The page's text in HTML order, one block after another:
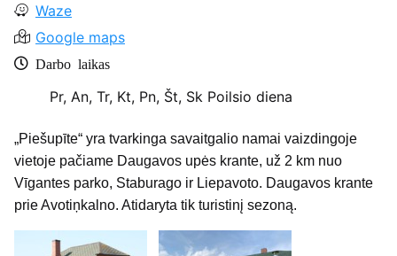
Waze
Google maps
Darbo laikas
Pr, An, Tr, Kt, Pn, Št, Sk Poilsio diena
„Piešupīte“ yra tvarkinga savaitgalio namai vaizdingoje
vietoje pačiame Daugavos upės krante, už 2 km nuo
Vīgantes parko, Staburago ir Liepavoto. Daugavos krante
prie Avotiņkalno. Atidaryta tik turistinį sezoną.